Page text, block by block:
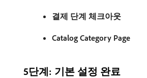
결제 단계 체크아웃
Catalog Category Page
5단계: 기본 설정 완료